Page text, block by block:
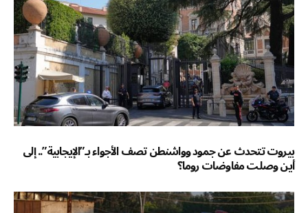
بيروت تتحدث عن جمود وواشنطن تصف الأجواء بـ”الإيجابية”.. إلى
أين وصلت مفاوضات روما؟